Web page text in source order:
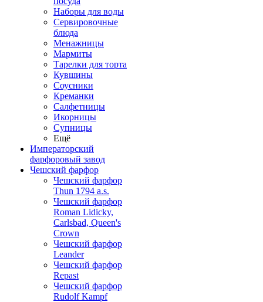
Наборы для воды
Сервировочные
блюда
Менажницы
Мармиты
Тарелки для торта
Кувшины
Соусники
Креманки
Салфетницы
Икорницы
Супницы
Ещё
Императорский
фарфоровый завод
Чешский фарфор
Чешский фарфор
Thun 1794 a.s.
Чешский фарфор
Roman Lidicky,
Carlsbad, Queen's
Crown
Чешский фарфор
Leander
Чешский фарфор
Repast
Чешский фарфор
Rudolf Kampf